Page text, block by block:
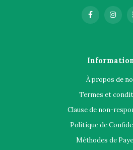
À propos de
Termes et
Clause de non-
Politique de
Méthodes de